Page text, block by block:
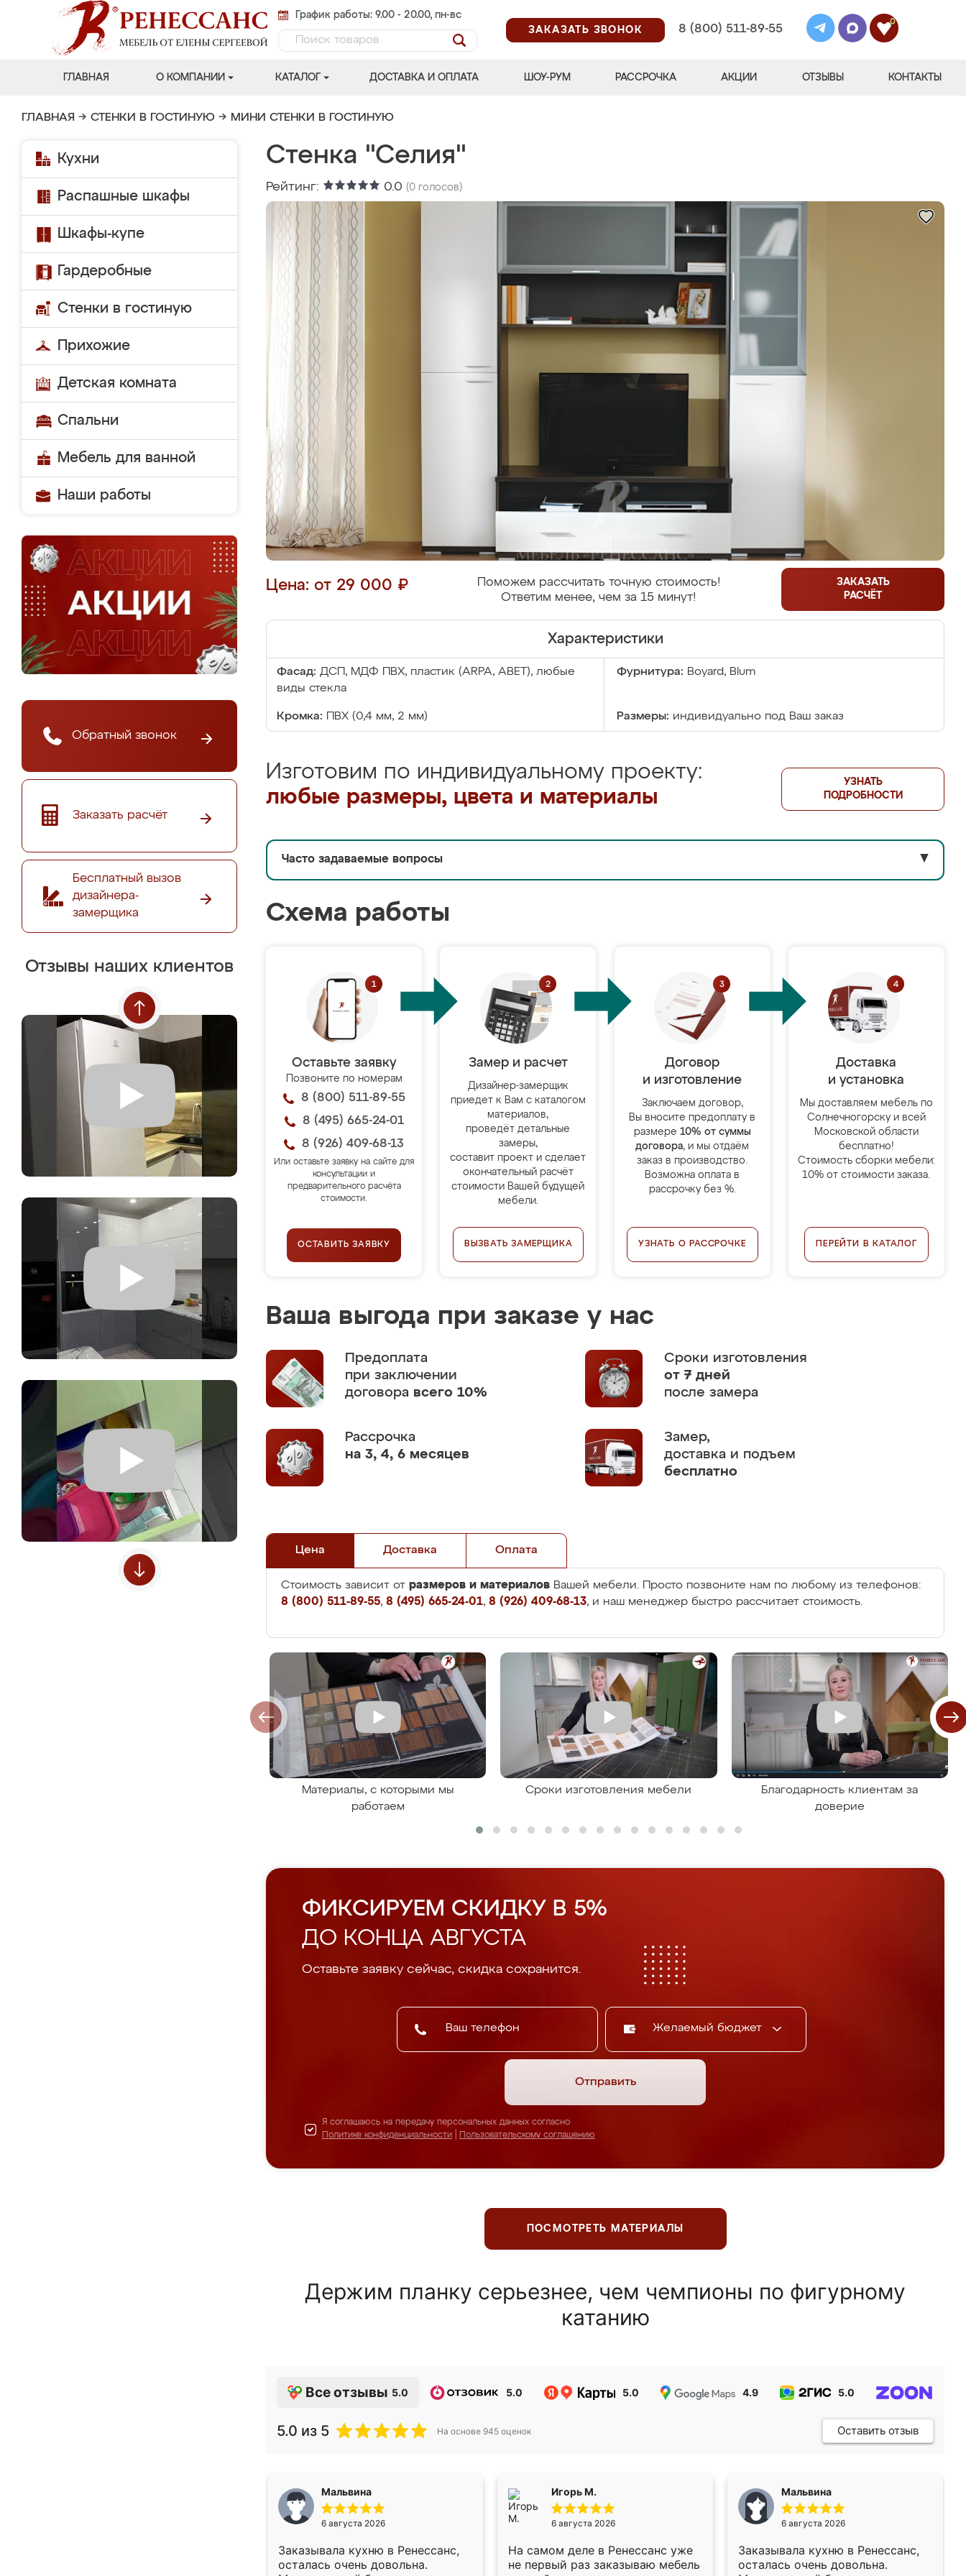
График работы: 9.00 - 20.00, пн-вс
ЗАКАЗАТЬ ЗВОНОК
8 (800) 511-89-55
0
ГЛАВНАЯ О КОМПАНИИ КАТАЛОГ ДОСТАВКА И ОПЛАТА ШОУ-РУМ РАССРОЧКА АКЦИИ ОТЗЫВЫ КОНТАКТЫ
ГЛАВНАЯ → СТЕНКИ В ГОСТИНУЮ → МИНИ СТЕНКИ В ГОСТИНУЮ
Кухни
Распашные шкафы
Шкафы-купе
Гардеробные
Стенки в гостиную
Прихожие
Детская комната
Спальни
Мебель для ванной
Наши работы
Обратный звонок
Заказать расчёт
Бесплатный вызов
дизайнера-
замерщика
Отзывы наших клиентов
Стенка "Селия"
Рейтинг: 0.0 (0 голосов)
Цена: от 29 000 ₽
Поможем рассчитать точную стоимость!
Ответим менее, чем за 15 минут!
ЗАКАЗАТЬ
РАСЧЁТ
Характеристики
Фасад: ДСП, МДФ ПВХ, пластик (ARPA, ABET), любые
виды стекла
Фурнитура: Boyard, Blum
Кромка: ПВХ (0,4 мм, 2 мм) Размеры: индивидуально под Ваш заказ
Изготовим по индивидуальному проекту:
любые размеры, цвета и материалы
УЗНАТЬ
ПОДРОБНОСТИ
Часто задаваемые вопросы ▼
Схема работы
Оставьте заявку
Позвоните по номерам
8 (800) 511-89-55
8 (495) 665-24-01
8 (926) 409-68-13
Или оставьте заявку на сайте для
консультации и
предварительного расчёта
стоимости.
ОСТАВИТЬ ЗАЯВКУ
Замер и расчет
Дизайнер-замерщик
приедет к Вам с каталогом
материалов,
проведёт детальные
замеры,
составит проект и сделает
окончательный расчёт
стоимости Вашей будущей
мебели.
ВЫЗВАТЬ ЗАМЕРЩИКА
Договор
и изготовление
Заключаем договор,
Вы вносите предоплату в
размере 10% от суммы
договора, и мы отдаём
заказ в производство.
Возможна оплата в
рассрочку без %.
УЗНАТЬ О РАССРОЧКЕ
Доставка
и установка
Мы доставляем мебель по
Солнечногорску и всей
Московской области
бесплатно!
Стоимость сборки мебели:
10% от стоимости заказа.
ПЕРЕЙТИ В КАТАЛОГ
Ваша выгода при заказе у нас
Предоплата
при заключении
договора всего 10%
Сроки изготовления
от 7 дней
после замера
Рассрочка
на 3, 4, 6 месяцев
Замер,
доставка и подъем
бесплатно
Цена Доставка Оплата
Стоимость зависит от размеров и материалов Вашей мебели. Просто позвоните нам по любому из телефонов:
8 (800) 511-89-55, 8 (495) 665-24-01, 8 (926) 409-68-13, и наш менеджер быстро рассчитает стоимость.
Материалы, с которыми мы
работаем
Сроки изготовления мебели
Благодарность клиентам за
доверие
ФИКСИРУЕМ СКИДКУ В 5%
ДО КОНЦА АВГУСТА
Оставьте заявку сейчас, скидка сохранится.
Желаемый бюджет
Отправить
Я соглашаюсь на передачу персональных данных согласно
Политике конфиденциальности
Пользовательскому соглашению
ПОСМОТРЕТЬ МАТЕРИАЛЫ
Держим планку серьезнее, чем чемпионы по фигурному
катанию
Все отзывы 5.0 5.0 5.0 4.9 5.0
5.0 из 5 На основе 945 оценок Оставить отзыв
Мальвина
6 августа 2026
Заказывала кухню в Ренессанс,
осталась очень довольна.
Игорь М.
6 августа 2026
На самом деле в Ренессанс уже
не первый раз заказываю мебель
Мальвина
6 августа 2026
Заказывала кухню в Ренессанс,
осталась очень довольна.